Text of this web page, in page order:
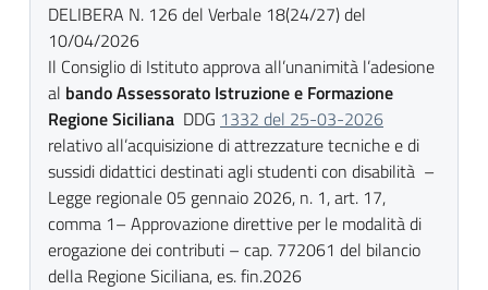
DELIBERA N. 126 del Verbale 18(24/27) del
10/04/2026
Il Consiglio di Istituto approva all’unanimità l’adesione
al bando Assessorato Istruzione e Formazione
Regione Siciliana DDG 1332 del 25-03-2026
relativo all’acquisizione di attrezzature tecniche e di
sussidi didattici destinati agli studenti con disabilità –
Legge regionale 05 gennaio 2026, n. 1, art. 17,
comma 1– Approvazione direttive per le modalità di
erogazione dei contributi – cap. 772061 del bilancio
della Regione Siciliana, es. fin.2026